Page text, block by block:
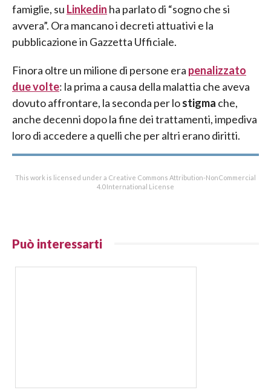
famiglie, su Linkedin ha parlato di “sogno che si
avvera”. Ora mancano i decreti attuativi e la
pubblicazione in Gazzetta Ufficiale.
Finora oltre un milione di persone era penalizzato
due volte: la prima a causa della malattia che aveva
dovuto affrontare, la seconda per lostigma che,
anche decenni dopo la fine dei trattamenti, impediva
loro di accedere a quelli che per altri erano diritti.
This work is licensed under a Creative Commons Attribution-NonCommercial
4.0 International License
Può interessarti